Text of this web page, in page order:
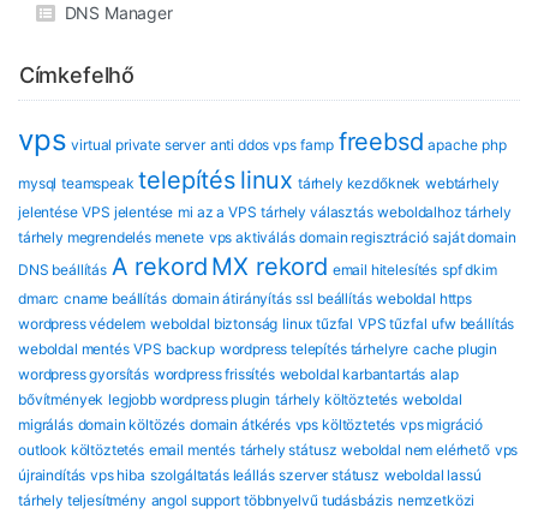
DNS Manager
Címkefelhő
vps virtual private server anti ddos vps famp freebsd apache php
mysql teamspeak telepítés linux tárhely kezdőknek webtárhely
jelentése VPS jelentése mi az a VPS tárhely választás weboldalhoz tárhely
tárhely megrendelés menete vps aktiválás domain regisztráció saját domain
DNS beállítás A rekord MX rekord email hitelesítés spf dkim
dmarc cname beállítás domain átirányítás ssl beállítás weboldal https
wordpress védelem weboldal biztonság linux tűzfal VPS tűzfal ufw beállítás
weboldal mentés VPS backup wordpress telepítés tárhelyre cache plugin
wordpress gyorsítás wordpress frissítés weboldal karbantartás alap
bővítmények legjobb wordpress plugin tárhely költöztetés weboldal
migrálás domain költözés domain átkérés vps költöztetés vps migráció
outlook költöztetés email mentés tárhely státusz weboldal nem elérhető vps
újraindítás vps hiba szolgáltatás leállás szerver státusz weboldal lassú
tárhely teljesítmény angol support többnyelvű tudásbázis nemzetközi